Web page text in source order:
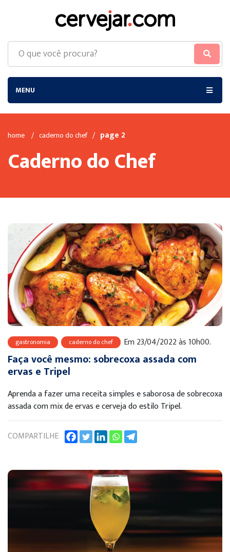
MENU
home / caderno do chef / page 2
Caderno do Chef
gastronomia caderno do chef Em 23/04/2022 às 10h00.
Faça você mesmo: sobrecoxa assada com
ervas e Tripel
Aprenda a fazer uma receita simples e saborosa de sobrecoxa
assada com mix de ervas e cerveja do estilo Tripel.
COMPARTILHE